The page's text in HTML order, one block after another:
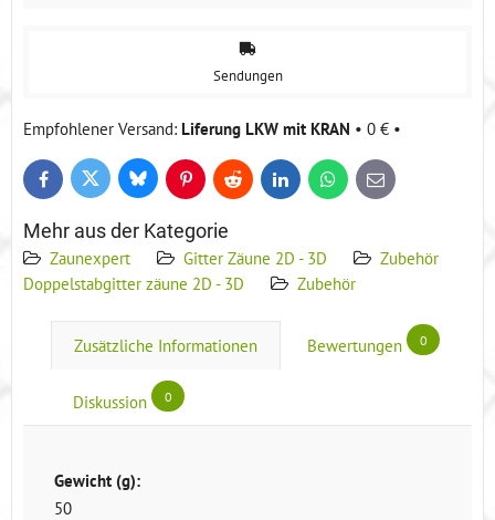
Sendungen
Liferung LKW mit KRAN • 0 € •
FacebookTwitter BlueskyPinterestReddit LinkedInWhatsApp
E-
mail
Mehr aus der Kategorie
Zaunexpert Gitter Zäune 2D - 3D
Zubehör
Doppelstabgitter zäune 2D - 3D
Zubehör
Zusätzliche Informationen Bewertungen 0
Diskussion 0
Gewicht (g):
50